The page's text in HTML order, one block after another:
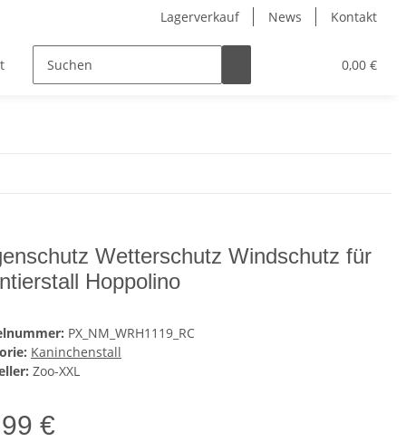
Lagerverkauf News Kontakt
0,00 €
Kinder Hersteller
Wetterschutz Windschutz für
Hoppolino
PX_NM_WRH1119_RC
Kaninchenstall
Zoo-XXL
€